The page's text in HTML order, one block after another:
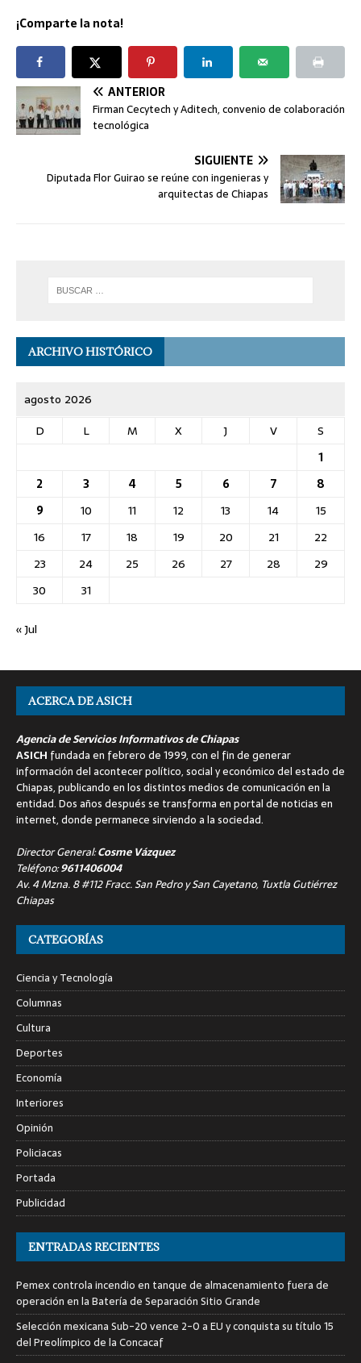
¡Comparte la nota!
ANTERIOR
Firman Cecytech y Aditech, convenio de colaboración
tecnológica
SIGUIENTE
Diputada Flor Guirao se reúne con ingenieras y
arquitectas de Chiapas
ARCHIVO HISTÓRICO
agosto 2026
D
L M X J V
S
1
2
3 4 5 6 7
8
9
10 11 12 13 14
15
16
17 18 19 20 21
22
23
24 25 26 27 28
29
30
31
« Jul
ACERCA DE ASICH
Agencia de Servicios Informativos de Chiapas
ASICH fundada en febrero de 1999, con el fin de generar
información del acontecer político, social y económico del estado de
Chiapas, publicando en los distintos medios de comunicación en la
entidad. Dos años después se transforma en portal de noticias en
internet, donde permanece sirviendo a la sociedad.
Director General:Cosme Vázquez
Teléfono:9611406004
Av. 4 Mzna. 8 #112 Fracc. San Pedro y San Cayetano, Tuxtla Gutiérrez
Chiapas
CATEGORÍAS
Ciencia y Tecnología
Columnas
Cultura
Deportes
Economía
Interiores
Opinión
Policiacas
Portada
Publicidad
ENTRADAS RECIENTES
Pemex controla incendio en tanque de almacenamiento fuera de
operación en la Batería de Separación Sitio Grande
Selección mexicana Sub-20 vence 2-0 a EU y conquista su título 15
del Preolímpico de la Concacaf